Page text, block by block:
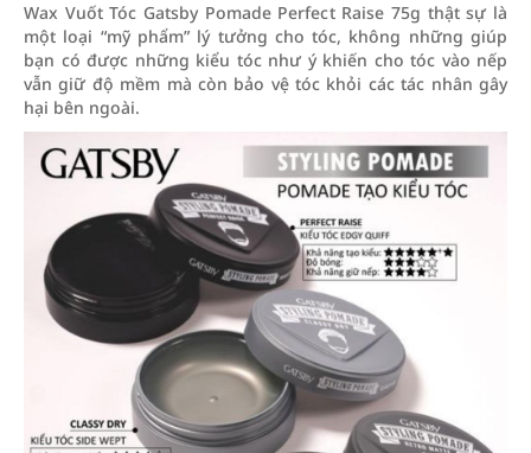
Wax Vuốt Tóc Gatsby Pomade Perfect Raise 75g thật sự là
một loại “mỹ phẩm” lý tưởng cho tóc, không những giúp
bạn có được những kiểu tóc như ý khiến cho tóc vào nếp
vẫn giữ độ mềm mà còn bảo vệ tóc khỏi các tác nhân gây
hại bên ngoài.